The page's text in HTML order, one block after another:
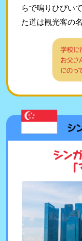
らで鳴りひびい
た道は観光客の